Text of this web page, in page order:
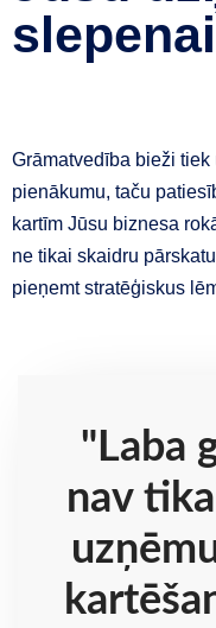
Grāmatvedība bieži tiek
pienākumu, taču
kartīm Jūsu biznesa
ne tikai skaidru
pieņemt stratēģiskus
"Laba
nav